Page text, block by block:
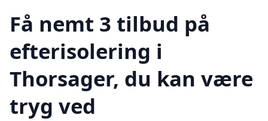
Få nemt 3 tilbud på
efterisolering i
Thorsager, du kan være
tryg ved